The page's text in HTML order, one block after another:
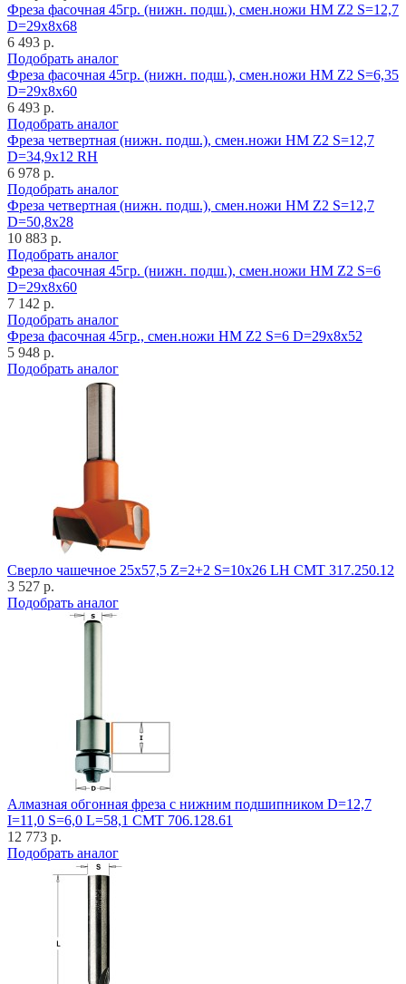
Фреза фасочная 45гр. (нижн. подш.), смен.ножи HM Z2 S=12,7
D=29x8x68
6 493 р.
Подобрать аналог
Фреза фасочная 45гр. (нижн. подш.), смен.ножи HM Z2 S=6,35
D=29x8x60
6 493 р.
Подобрать аналог
Фреза четвертная (нижн. подш.), смен.ножи HM Z2 S=12,7
D=34,9x12 RH
6 978 р.
Подобрать аналог
Фреза четвертная (нижн. подш.), смен.ножи HM Z2 S=12,7
D=50,8x28
10 883 р.
Подобрать аналог
Фреза фасочная 45гр. (нижн. подш.), смен.ножи HM Z2 S=6
D=29x8x60
7 142 р.
Подобрать аналог
Фреза фасочная 45гр., смен.ножи HM Z2 S=6 D=29x8x52
5 948 р.
Подобрать аналог
Cверло чашечное 25x57,5 Z=2+2 S=10x26 LH CMT 317.250.12
3 527 р.
Подобрать аналог
Алмазная обгонная фреза с нижним подшипником D=12,7
I=11,0 S=6,0 L=58,1 CMT 706.128.61
12 773 р.
Подобрать аналог